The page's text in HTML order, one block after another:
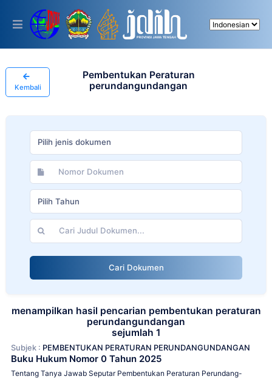
This
includes
accessibility
system.
Kembali
Pembentukan Peraturan
perundangundangan
Pilih jenis dokumen
Pilih Tahun
Cari Dokumen
menampilkan hasil pencarian pembentukan peraturan
perundangundangan
sejumlah 1
Subjek : PEMBENTUKAN PERATURAN PERUNDANGUNDANGAN
Buku Hukum Nomor 0 Tahun 2025
Tentang Tanya Jawab Seputar Pembentukan Peraturan Perundang-